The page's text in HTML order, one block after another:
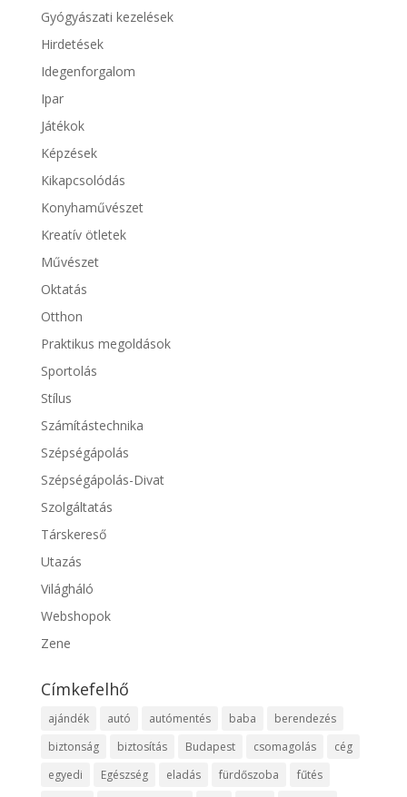
Gyógyászati kezelések
Hirdetések
Idegenforgalom
Ipar
Játékok
Képzések
Kikapcsolódás
Konyhaművészet
Kreatív ötletek
Művészet
Oktatás
Otthon
Praktikus megoldások
Sportolás
Stílus
Számítástechnika
Szépségápolás
Szépségápolás-Divat
Szolgáltatás
Társkereső
Utazás
Világháló
Webshopok
Zene
Címkefelhő
ajándék autó autómentés baba
berendezés
biztonság
biztosítás Budapest csomagolás
cég
egyedi
Egészség eladás fürdőszoba
fűtés